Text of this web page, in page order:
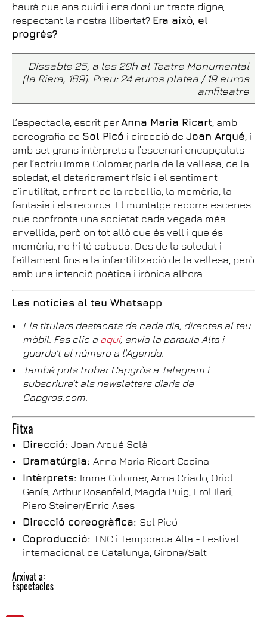
haurà que ens cuidi i ens doni un tracte digne,
respectant la nostra llibertat? Era això, el
progrés?
Dissabte 25, a les 20h al Teatre Monumental
(la Riera, 169). Preu: 24 euros platea / 19 euros
amfiteatre
L’espectacle, escrit per Anna Maria Ricart, amb
coreografia de Sol Picó i direcció de Joan Arqué, i
amb set grans intèrprets a l’escenari encapçalats
per l’actriu Imma Colomer, parla de la vellesa, de la
soledat, el deteriorament físic i el sentiment
d’inutilitat, enfront de la rebel·lia, la memòria, la
fantasia i els records. El muntatge recorre escenes
que confronta una societat cada vegada més
envellida, però on tot allò que és vell i que és
memòria, no hi té cabuda. Des de la soledat i
l’aïllament fins a la infantilització de la vellesa, però
amb una intenció poètica i irònica alhora.
Les notícies al teu Whatsapp
Els titulars destacats de cada dia, directes al teu
mòbil. Fes clic a aquí, envia la paraula Alta i
guarda't el número a l'Agenda.
També pots trobar Capgròs a Telegram i
subscriure’t als newsletters diaris de
Capgros.com.
Fitxa
Direcció: Joan Arqué Solà
Dramatúrgia: Anna Maria Ricart Codina
Intèrprets: Imma Colomer, Anna Criado, Oriol
Genís, Arthur Rosenfeld, Magda Puig, Erol Ileri,
Piero Steiner/Enric Ases
Direcció coreogràfica: Sol Picó
Coproducció: TNC i Temporada Alta - Festival
internacional de Catalunya, Girona/Salt
Arxivat a:
Espectacles